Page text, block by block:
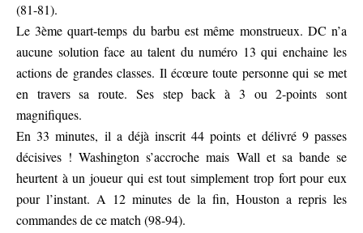
(81-81).
Le 3ème quart-temps du barbu est même monstrueux. DC n’a
aucune solution face au talent du numéro 13 qui enchaine les
actions de grandes classes. Il écœure toute personne qui se met
en travers sa route. Ses step back à 3 ou 2-points sont
magnifiques.
En 33 minutes, il a déjà inscrit 44 points et délivré 9 passes
décisives ! Washington s’accroche mais Wall et sa bande se
heurtent à un joueur qui est tout simplement trop fort pour eux
pour l’instant. A 12 minutes de la fin, Houston a repris les
commandes de ce match (98-94).